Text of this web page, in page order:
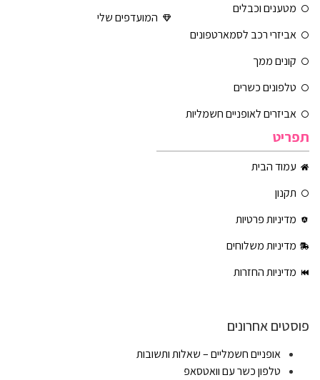
מטענים וכבלים
אביזרי רכב לסמארטפונים
קונים ממך
טלפונים כשרים
אביזרים לאופניים חשמליות
המועדפים שלי
תפריט
עמוד הבית
תקנון
מדיניות פרטיות
מדיניות משלוחים
מדיניות החזרות
פוסטים אחרונים
אופניים חשמליים – שאלות ותשובות
טלפון כשר עם וואטסאפ